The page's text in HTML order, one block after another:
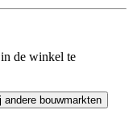
de winkel te
andere bouwmarkten